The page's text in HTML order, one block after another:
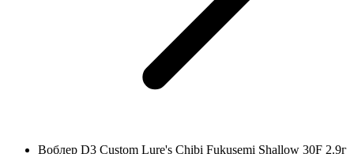
Воблер D3 Custom Lure's Chibi Fukusemi Shallow 30F 2.9г